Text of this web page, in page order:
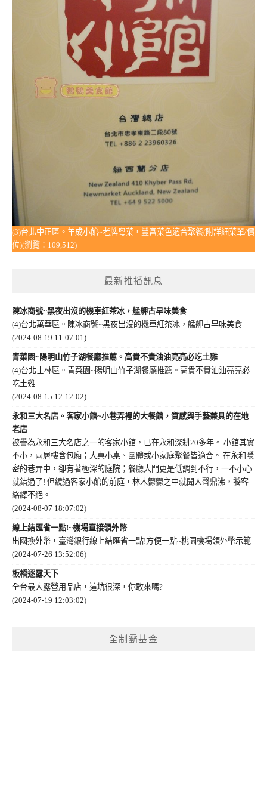
(3)台北中正區。羊成小館~老牌粵菜，豐富菜色適合聚餐(附詳細菜單/價
位)(瀏覽：109,512)
最新推播訊息
陳冰商號~黑夜出沒的機車紅茶冰，艋舺古早味美食
(4)台北萬華區。陳冰商號~黑夜出沒的機車紅茶冰，艋舺古早味美食
(2024-08-19 11:07:01)
青菜園~陽明山竹子湖餐廳推薦。高貴不貴油油亮亮必吃土雞
(4)台北士林區。青菜園~陽明山竹子湖餐廳推薦。高貴不貴油油亮亮必
吃土雞
(2024-08-15 12:12:02)
永和三大名店。客家小館~小巷弄裡的大餐館，質感與手藝兼具的在地
老店
被譽為永和三大名店之一的客家小館，已在永和深耕20多年。 小館其實
不小，兩層樓含包廂；大桌小桌、團體或小家庭聚餐皆適合。 在永和隱
密的巷弄中，卻有著極深的庭院；餐廳大門更是低調到不行，一不小心
就錯過了! 但繞過客家小館的前庭，林木鬱鬱之中就聞人聲鼎沸，饕客
絡繹不絕。
(2024-08-07 18:07:02)
線上結匯省一點!~機場直接領外幣
出國換外幣，臺灣銀行線上結匯省一點!方便一點~桃園機場領外幣示範
(2024-07-26 13:52:06)
板橋逐露天下
全台最大露營用品店，這坑很深，你敢來嗎?
(2024-07-19 12:03:02)
全制霸基金